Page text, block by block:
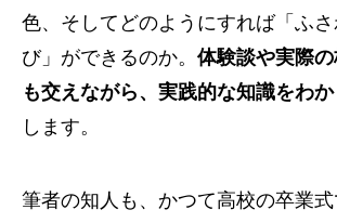
色、そしてどのようにすれば「ふ
び」ができるのか。 体験談や実際
も交えながら、実践的な知識をわ
します。
筆者の知人も、かつて高校の卒業